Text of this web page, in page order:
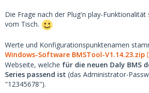
Die Frage nach der Plug'n play-
vom Tisch.
Werte und Konfigurationspunktenamen
Windows-Software BMSTool-V1.14.23.zip
Webseite, welche für die neuen Daly BMS
Series passend ist (das Administrator-
"12345678").